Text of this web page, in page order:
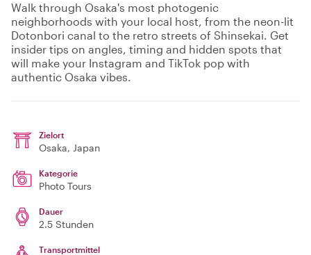
Walk through Osaka's most photogenic
neighborhoods with your local host, from the neon-lit
Dotonbori canal to the retro streets of Shinsekai. Get
insider tips on angles, timing and hidden spots that
will make your Instagram and TikTok pop with
authentic Osaka vibes.
Zielort
Osaka, Japan
Kategorie
Photo Tours
Dauer
2.5 Stunden
Transportmittel